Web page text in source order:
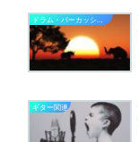
ドラム・パーカッション関連
ギター関連